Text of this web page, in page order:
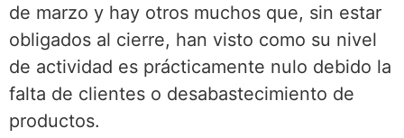
de marzo y hay otros muchos que, sin estar
obligados al cierre, han visto como su nivel
de actividad es prácticamente nulo debido la
falta de clientes o desabastecimiento de
productos.